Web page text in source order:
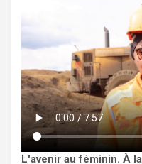
L'avenir au féminin. À